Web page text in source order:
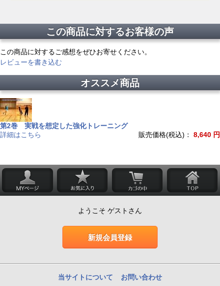
この商品に対するお客様の声
この商品に対するご感想をぜひお寄せください。
レビューを書き込む
オススメ商品
第2巻 実戦を想定した強化トレーニング
販売価格(税込)：
8,640 円
詳細はこちら
ようこそ ゲストさん
新規会員登録
当サイトについて お問い合わせ